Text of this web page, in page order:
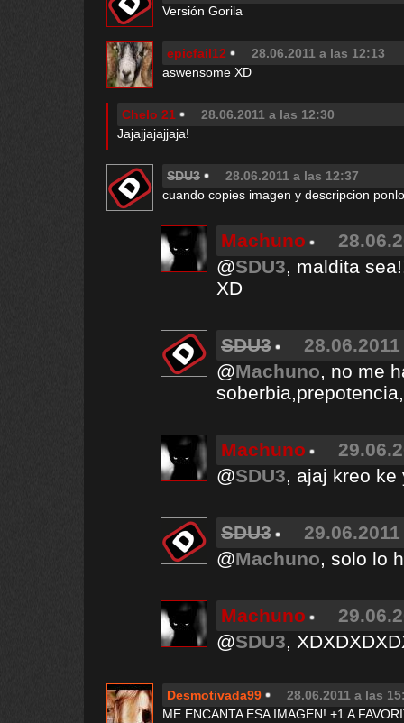
Versión Gorila
epicfail12
28.06.2011 a las 12:13
aswensome XD
Chelo 21
28.06.2011 a las 12:30
Jajajjajajjaja!
SDU3
28.06.2011 a las 12:37
cuando copies imagen y descripcion
Machuno
@SDU3, maldita
XD
SDU3
@Machuno, no me
Machuno
@SDU3, ajaj kreo ke
SDU3
@Machuno, solo lo
Machuno
@SDU3,
Desmotivada99
28.06.2011 a las
ME ENCANTA ESA IMAGEN! +1 A